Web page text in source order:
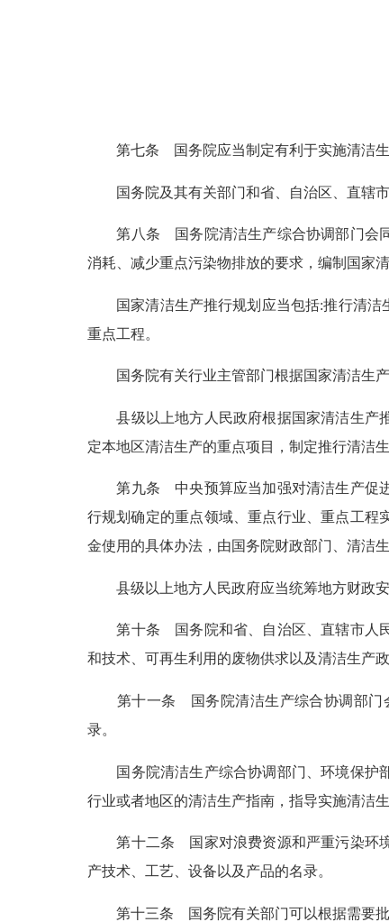
第七条 国务院应当制定有利于实施清洁生
国务院及其有关部门和省、自治区、直辖
第八条 国务院清洁生产综合协调部门会
消耗、减少重点污染物排放的要求，编制国家
国家清洁生产推行规划应当包括:推行清洁
重点工程。
国务院有关行业主管部门根据国家清洁生
县级以上地方人民政府根据国家清洁生产
定本地区清洁生产的重点项目，制定推行清洁
第九条 中央预算应当加强对清洁生产促
行规划确定的重点领域、重点行业、重点工程
金使用的具体办法，由国务院财政部门、清洁
县级以上地方人民政府应当统筹地方财政
第十条 国务院和省、自治区、直辖市人
和技术、可再生利用的废物供求以及清洁生产
第十一条 国务院清洁生产综合协调部门
录。
国务院清洁生产综合协调部门、环境保护
行业或者地区的清洁生产指南，指导实施清洁生
第十二条 国家对浪费资源和严重污染环
产技术、工艺、设备以及产品的名录。
第十三条 国务院有关部门可以根据需要